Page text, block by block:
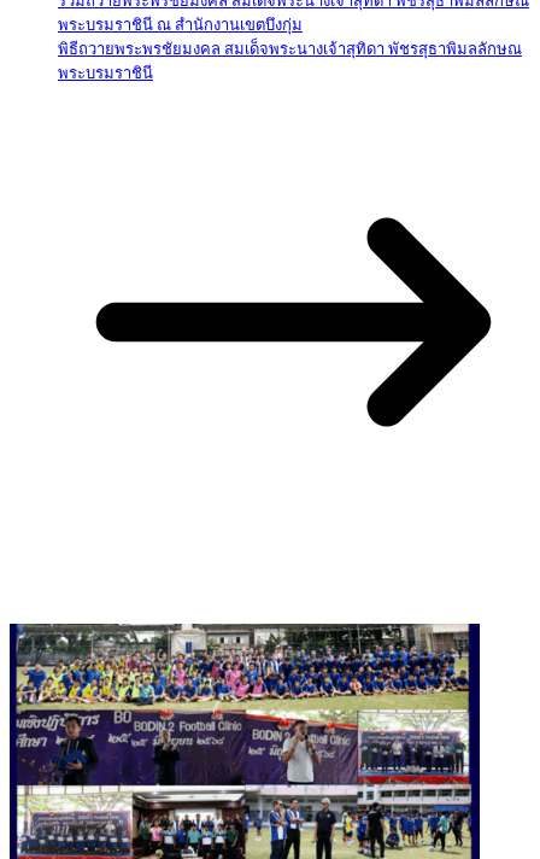
พระบรมราชินี ณ สำนักงานเขตบึงกุ่ม
พิธีถวายพระพรชัยมงคล สมเด็จพระนางเจ้าสุทิดา พัชรสุธาพิมลลักษณ
พระบรมราชินี